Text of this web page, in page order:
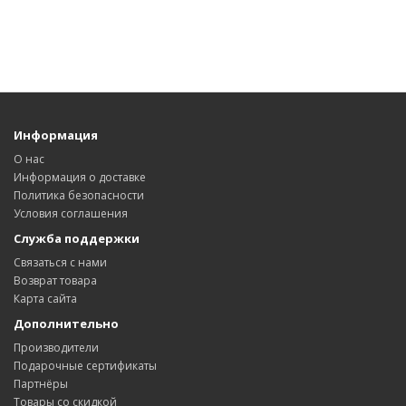
Информация
О нас
Информация о доставке
Политика безопасности
Условия соглашения
Служба поддержки
Связаться с нами
Возврат товара
Карта сайта
Дополнительно
Производители
Подарочные сертификаты
Партнёры
Товары со скидкой